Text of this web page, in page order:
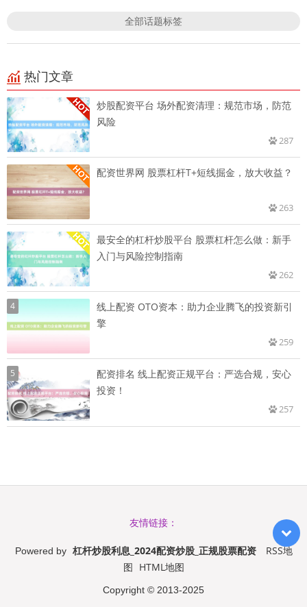
全部话题标签
热门文章
炒股配资平台 场外配资清理：规范市场，防范
风险
287
配资世界网 股票杠杆T+短线掘金，放大收益？
263
最安全的杠杆炒股平台 股票杠杆怎么做：新手
入门与风险控制指南
262
4
线上配资 OTO资本：助力企业腾飞的投资新引
擎
259
5
配资排名 线上配资正规平台：严选合规，安心
投资！
257
友情链接：
Powered by 杠杆炒股利息_2024配资炒股_正规股票配资
RSS地
图 HTML地图
Copyright © 2013-2025